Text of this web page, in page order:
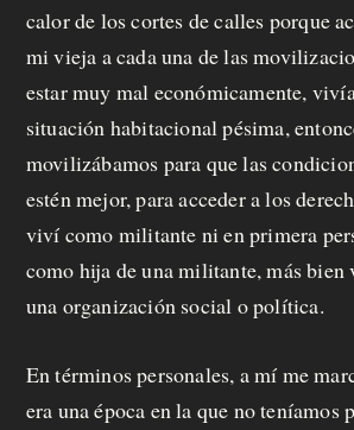
calor de los cortes de calles porque
mi vieja a cada una de las
estar muy mal económicamente,
situación habitacional pésima,
movilizábamos para que las
estén mejor, para acceder a los
viví como militante ni en primera
como hija de una militante, más bien
una organización social o política.
En términos personales, a mí me
era una época en la que no teníamos